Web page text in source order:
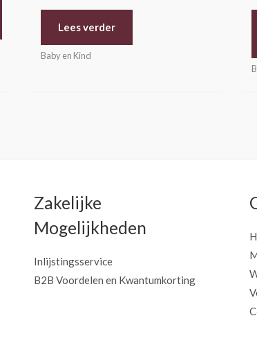
Lees verder
Baby en Kind
Zakelijke
Mogelijkheden
Inlijstingsservice
B2B Voordelen en Kwantumkorting